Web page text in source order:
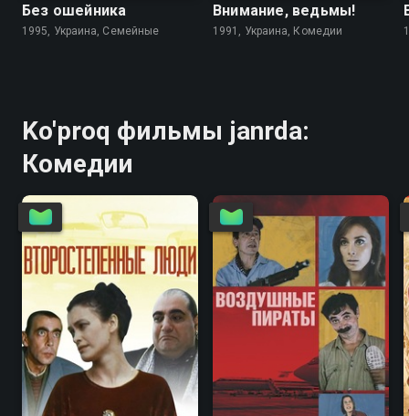
Без ошейника
1995, Украина, Семейные
Внимание, ведьмы!
1991, Украина, Комедии
Ko'proq фильмы janrda:
Комедии